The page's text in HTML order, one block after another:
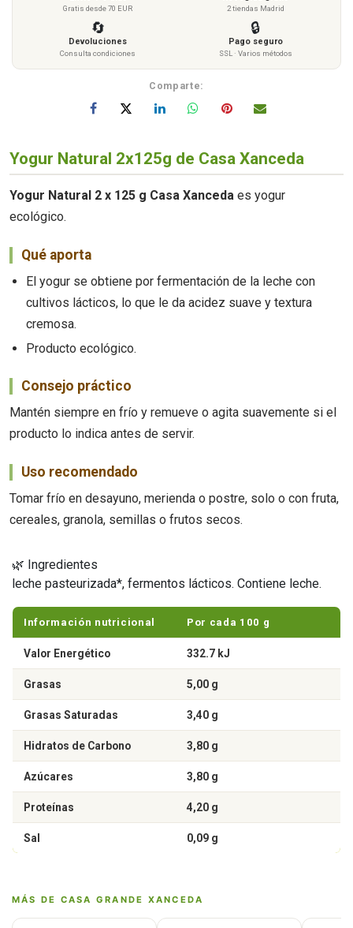
Gratis desde 70 EUR 2 tiendas Madrid
🔄
Devoluciones
Consulta condiciones
🔒
Pago seguro
SSL · Varios métodos
Comparte:
Yogur Natural 2x125g de Casa Xanceda
Yogur Natural 2 x 125 g Casa Xanceda es yogur
ecológico.
Qué aporta
El yogur se obtiene por fermentación de la leche con
cultivos lácticos, lo que le da acidez suave y textura
cremosa.
Producto ecológico.
Consejo práctico
Mantén siempre en frío y remueve o agita suavemente si el
producto lo indica antes de servir.
Uso recomendado
Tomar frío en desayuno, merienda o postre, solo o con fruta,
cereales, granola, semillas o frutos secos.
🌿 Ingredientes
leche pasteurizada*, fermentos lácticos. Contiene leche.
Información nutricional Por cada 100 g
Valor Energético 332.7 kJ
Grasas 5,00 g
Grasas Saturadas 3,40 g
Hidratos de Carbono 3,80 g
Azúcares 3,80 g
Proteínas 4,20 g
Sal 0,09 g
MÁS DE CASA GRANDE XANCEDA